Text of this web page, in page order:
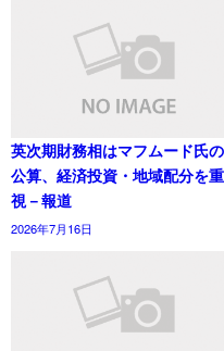
英次期財務相はマフムード氏の
公算、経済投資・地域配分を重
視－報道
2026年7月16日